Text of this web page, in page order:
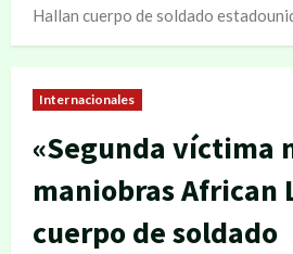
Hallan cuerpo de soldado
Internacionales
«Segunda víctima
maniobras African
cuerpo de soldado